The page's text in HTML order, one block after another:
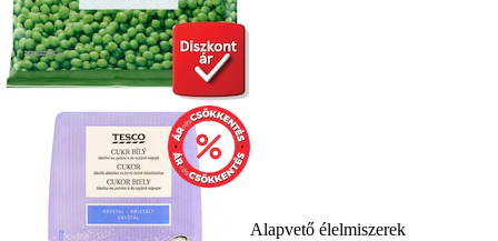
Alapvető élelmiszerek